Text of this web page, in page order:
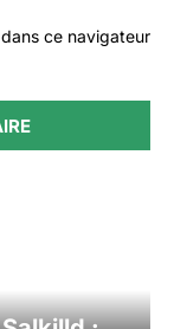
ce navigateur